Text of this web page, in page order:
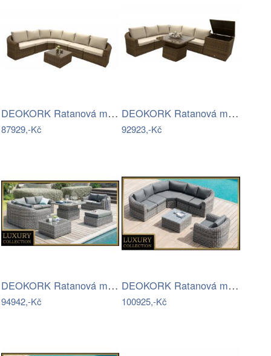
DEOKORK Ratanová modulová sestava…
87929,-Kč
DEOKORK Ratanová modulová sestava…
92923,-Kč
DEOKORK Ratanová modulová sestava…
94942,-Kč
DEOKORK Ratanová modulová sestava…
100925,-Kč